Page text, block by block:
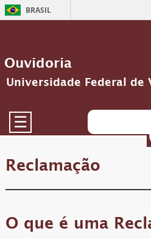
BRASIL
Ouvidoria
Universidade Federal de
☰
Reclamação
O que é uma